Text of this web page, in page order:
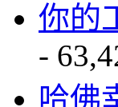
你的
-
哈佛